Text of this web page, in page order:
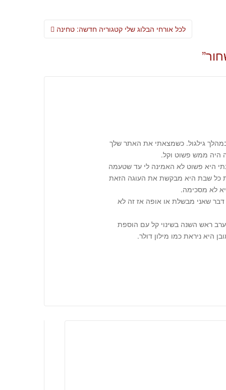
Post
לכל אורחי הבלוג שלי קטגוריה חדשה: טחינה
”
גילגול. כשמצאתי את האתר שלך
היא פשוט לא האמינה לי עד שטעמה
כל שבת היא מבקשת את העוגה הזאת
לא מסכימה.
שאני מבשלת או אופה אז זה לא
ראש השנה בשינוי קל עם הוספת
היא ניראת כמו מילון דולר.